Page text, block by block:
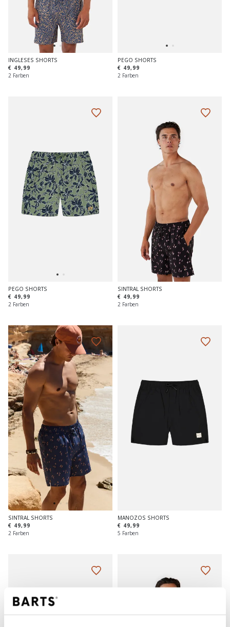
INGLESES SHORTS
€ 49,99
2 Farben
PEGO SHORTS
€ 49,99
2 Farben
PEGO SHORTS
€ 49,99
2 Farben
SINTRAL SHORTS
€ 49,99
2 Farben
SINTRAL SHORTS
€ 49,99
2 Farben
MANOZOS SHORTS
€ 49,99
5 Farben